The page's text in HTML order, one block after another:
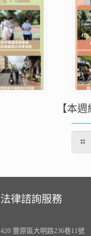
【本
律諮詢服務
豐原區大明路236巷11號